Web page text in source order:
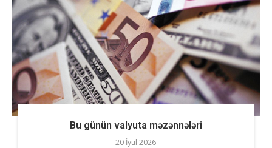
Bu günün valyuta məzənnələri
20 İyul 2026